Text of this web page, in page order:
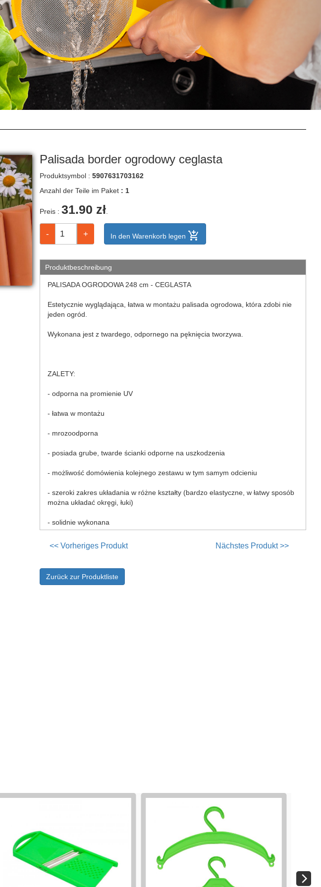
Palisada border ogrodowy ceglasta
Produktsymbol : 5907631703162
Anzahl der Teile im Paket : 1
Preis : 31.90 zł
In den Warenkorb legen add_shopping_cart
Produktbeschreibung
PALISADA OGRODOWA 248 cm - CEGLASTA
Estetycznie wyglądająca, łatwa w montażu palisada ogrodowa, która zdobi nie
jeden ogród.
Wykonana jest z twardego, odpornego na pęknięcia tworzywa.
ZALETY:
- odporna na promienie UV
- łatwa w montażu
- mrozoodporna
- posiada grube, twarde ścianki odporne na uszkodzenia
- możliwość domówienia kolejnego zestawu w tym samym odcieniu
- szeroki zakres układania w różne kształty (bardzo elastyczne, w łatwy sposób
można układać okręgi, łuki)
- solidnie wykonana
<< Vorheriges Produkt Nächstes Produkt >>
Zurück zur Produktliste